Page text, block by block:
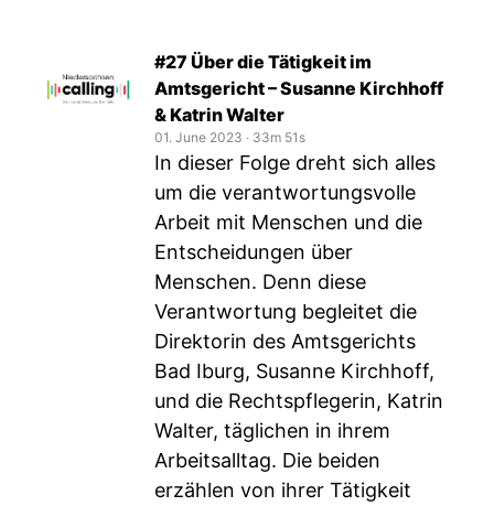
#27 Über die Tätigkeit im
Amtsgericht – Susanne Kirchhoff
& Katrin Walter
01. June 2023 ‧ 33m 51s
In dieser Folge dreht sich alles
um die verantwortungsvolle
Arbeit mit Menschen und die
Entscheidungen über
Menschen. Denn diese
Verantwortung begleitet die
Direktorin des Amtsgerichts
Bad Iburg, Susanne Kirchhoff,
und die Rechtspflegerin, Katrin
Walter, täglichen in ihrem
Arbeitsalltag. Die beiden
erzählen von ihrer Tätigkeit